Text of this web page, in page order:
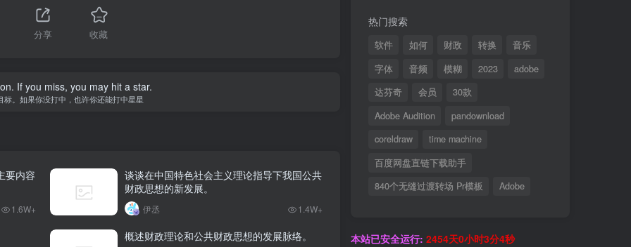
分享 收藏
If you miss, you may hit a star.
标。如果你没打中，也许你还能打中星星
要内容
1.6W+
谈谈在中国特色社会主义理论指导下我国公共
财政思想的新发展。
伊丞 1.4W+
概述财政理论和公共财政思想的发展脉络。
热门搜索
软件 如何 财政 转换
音乐
字体
音频 模糊 2023
adobe
达芬奇
会员
30款
Adobe Audition
pandownload
coreldraw
time machine
百度网盘直链下载助手
840个无缝过渡转场 Pr模板
Adobe
本站已安全运行: 2454天0小时3分5秒